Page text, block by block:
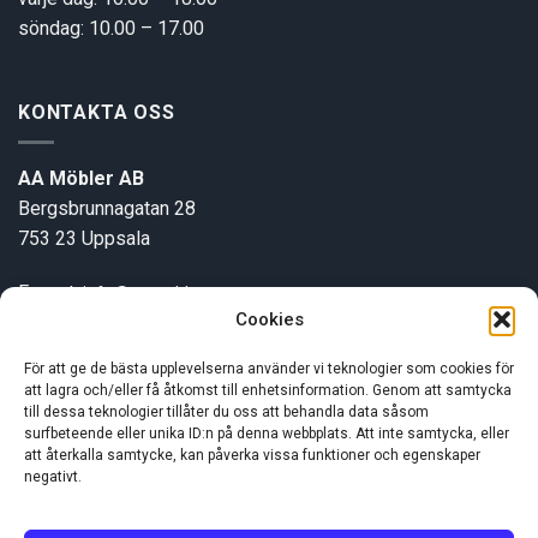
Cookies
För att ge de bästa upplevelserna använder vi teknologier som cookies för
att lagra och/eller få åtkomst till enhetsinformation. Genom att samtycka
till dessa teknologier tillåter du oss att behandla data såsom
surfbeteende eller unika ID:n på denna webbplats. Att inte samtycka, eller
att återkalla samtycke, kan påverka vissa funktioner och egenskaper
negativt.
söndag: 10.00 – 17.00
KONTAKTA OSS
AA Möbler AB
Bergsbrunnagatan 28
753 23 Uppsala
E-post:info@aamobler.se
INFORMATION
Om oss